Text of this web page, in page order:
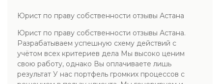
Юрист по праву собственности отзывы Астана
Юрист по праву собственности отзывы Астана.
Разрабатываем успешную схему действий с
учётом всех критериев дела Мы высоко ценим
свою работу, однако Вы оплачиваете лишь
результат У нас портфель громких процессов с